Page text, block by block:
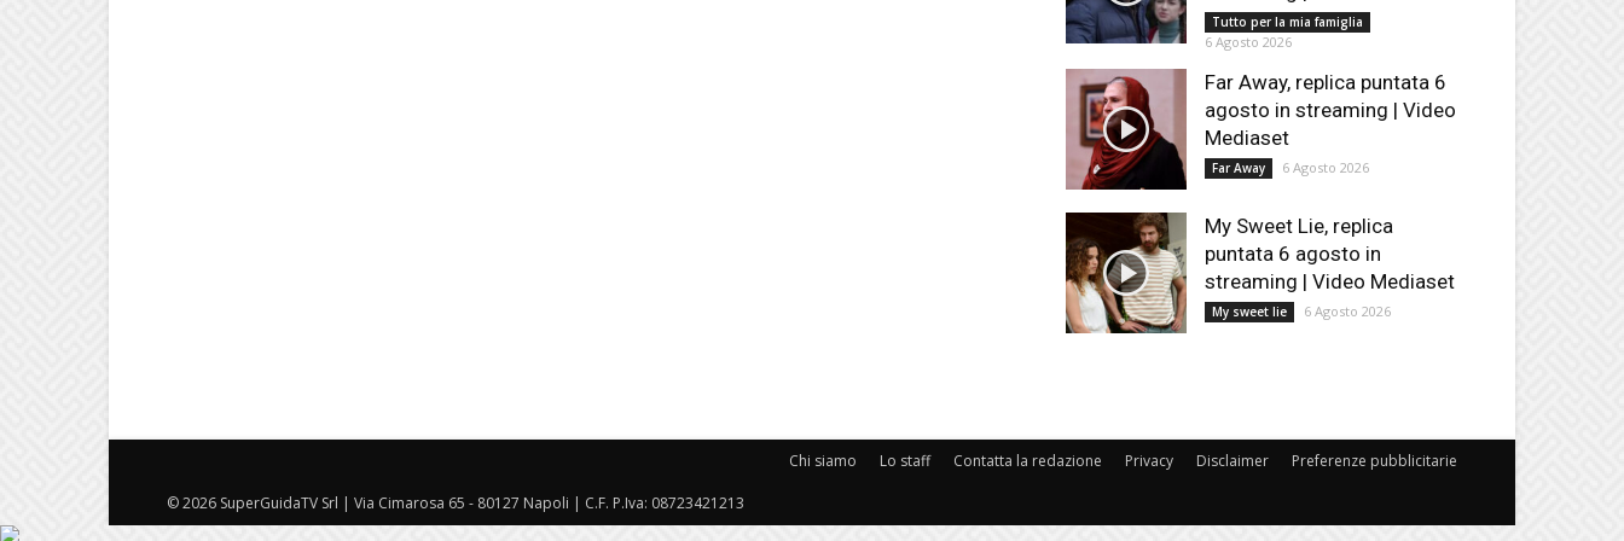
Tutto per la mia famiglia
6 Agosto 2026
Far Away, replica puntata 6
agosto in streaming | Video
Mediaset
Far Away 6 Agosto 2026
My Sweet Lie, replica
puntata 6 agosto in
streaming | Video Mediaset
My sweet lie 6 Agosto 2026
Chi siamo Lo staff Contatta la redazione Privacy Disclaimer Preferenze pubblicitarie
© 2026 SuperGuidaTV Srl | Via Cimarosa 65 - 80127 Napoli | C.F. P.Iva: 08723421213